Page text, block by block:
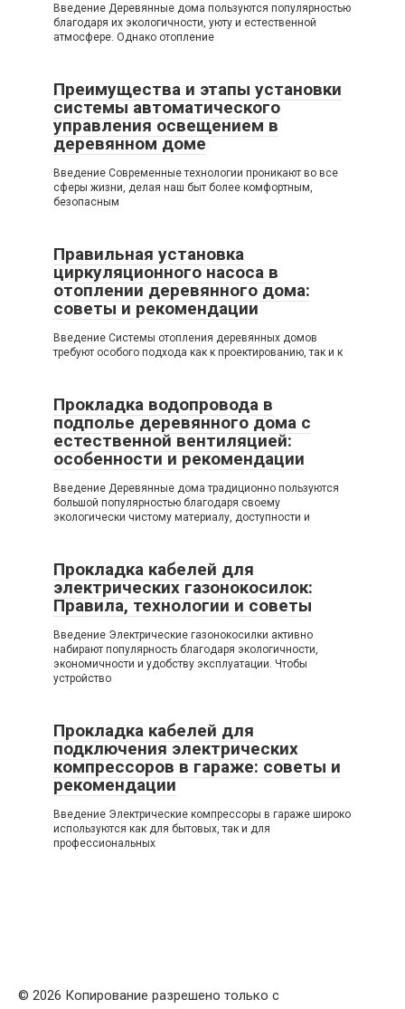
Введение Деревянные дома пользуются популярностью
благодаря их экологичности, уюту и естественной
атмосфере. Однако отопление
Преимущества и этапы установки
системы автоматического
управления освещением в
деревянном доме
Введение Современные технологии проникают во все
сферы жизни, делая наш быт более комфортным,
безопасным
Правильная установка
циркуляционного насоса в
отоплении деревянного дома:
советы и рекомендации
Введение Системы отопления деревянных домов
требуют особого подхода как к проектированию, так и к
Прокладка водопровода в
подполье деревянного дома с
естественной вентиляцией:
особенности и рекомендации
Введение Деревянные дома традиционно пользуются
большой популярностью благодаря своему
экологически чистому материалу, доступности и
Прокладка кабелей для
электрических газонокосилок:
Правила, технологии и советы
Введение Электрические газонокосилки активно
набирают популярность благодаря экологичности,
экономичности и удобству эксплуатации. Чтобы
устройство
Прокладка кабелей для
подключения электрических
компрессоров в гараже: советы и
рекомендации
Введение Электрические компрессоры в гараже широко
используются как для бытовых, так и для
профессиональных
© 2026 Копирование разрешено только с